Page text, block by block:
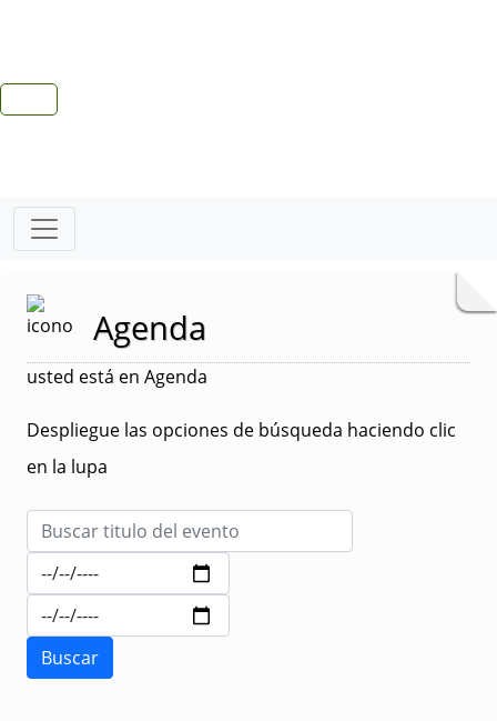
Agenda
usted está en Agenda
Despliegue las opciones de búsqueda haciendo clic
en la lupa